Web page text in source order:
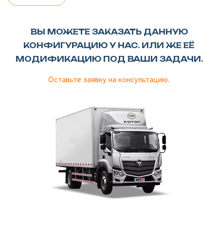
ВЫ МОЖЕТЕ ЗАКАЗАТЬ ДАННУЮ
КОНФИГУРАЦИЮ У НАС. ИЛИ ЖЕ ЕЁ
МОДИФИКАЦИЮ ПОД ВАШИ ЗАДАЧИ.
Оставьте заявку на консультацию.